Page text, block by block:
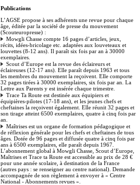
Publications
L’AGSE propose à ses adhérents une revue pour chaque
âge, éditée par la société de presse du mouvement
(Scouteuropresse) :
Mowgli Chasse compte 16 pages d’articles, jeux,
récits, idées-bricolage etc. adaptées aux louveteaux et
louvettes (8-12 ans). Il paraît six fois par an à 30000
exemplaires.
Scout d’Europe est la revue des éclaireurs et
éclaireuses (12-17 ans). Elle paraît depuis 1963 et tous
les membres du mouvement la reçoivent. Elle comporte
32 pages tirées à 30000 exemplaires, six fois par an. La
Lettre aux Parents y est insérée chaque trimestre.
Trace Ta Route est destinée aux équipiers et
équipières-pilotes (17-18 ans), et les jeunes chefs et
cheftaines la reçoivent également. Elle réunit 32 pages et
son tirage atteint 6500 exemplaires, quatre à cinq fois par
an.
Maîtrises est un organe de formation pédagogique et
de réflexion générale pour les chefs et cheftaines de tous
âges. Dotée de 96 pages et diffusée quatre à cinq fois par
ans à 6500 exemplaires, elle paraît depuis 1967.
L’abonnement global à Mowgli Chasse, Scout d’Europe,
Maîtrises et Trace ta Route est accessible au prix de 28 €
pour une année scolaire, à destination de la France
(autres pays : se renseigner au centre national). Demande
accompagnée de son règlement à envoyer à « Centre
National - Abonnements revues ».